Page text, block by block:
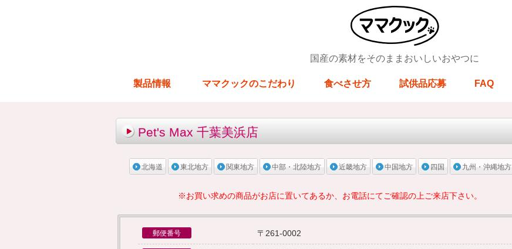
国産の素材をそのままおいしいおやつに
製品情報 ママクックのこだわり 食べさせ方 試供品応募 FAQ
Pet's Max 千葉美浜店
北海道 東北地方 関東地方 中部・北陸地方 近畿地方 中国地方 四国 九州・沖縄地方
※お買い求めの商品がお店に置いてあるか、お電話にてご確認の上ご来店下さい。
郵便番号 〒261-0002